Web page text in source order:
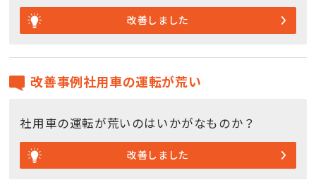
改善しました
改善事例社用車の運転が荒い
社用車の運転が荒いのはいかがなものか？
改善しました